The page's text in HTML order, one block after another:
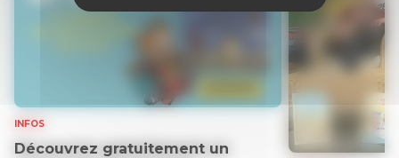
INFOS
Découvrez gratuitement un